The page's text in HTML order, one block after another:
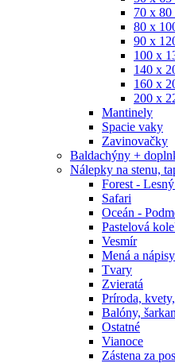
70 x 80
80 x
90 x
100 x
140 x
160 x
200 x
Mantinely
Spacie vaky
Zavinovačky
Baldachýny +
Nálepky na stenu,
Forest -
Safari
Oceán -
Pastelová
Vesmír
Mená a nápisy
Tvary
Zvieratá
Príroda,
Balóny,
Ostatné
Vianoce
Zástena za